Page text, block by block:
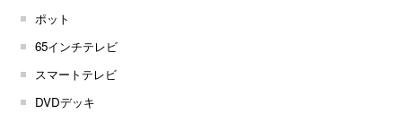
ポット
65インチテレビ
スマートテレビ
DVDデッキ